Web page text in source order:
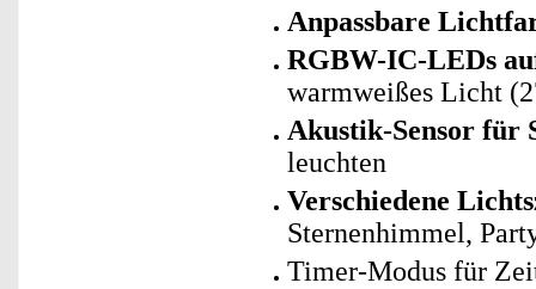
Anpassbare
RGBW-IC-LEDs
warmweißes Licht
Akustik-Sensor für
leuchten
Verschiedene
Sternenhimmel,
Timer-Modus für